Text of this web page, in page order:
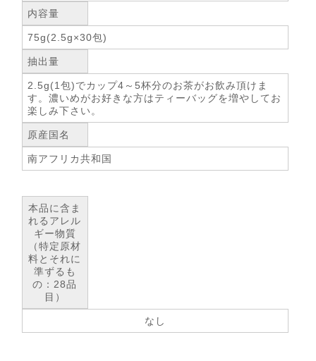
内容量
75g(2.5g×30包)
抽出量
2.5g(1包)でカップ4～5杯分のお茶がお飲み頂けま
す。濃いめがお好きな方はティーバッグを増やしてお
楽しみ下さい。
原産国名
南アフリカ共和国
本品に含ま
れるアレル
ギー物質
（特定原材
料とそれに
準ずるも
の：28品
目）
なし